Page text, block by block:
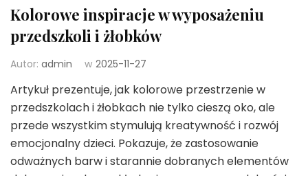
Kolorowe inspiracje w wyposażeniu
przedszkoli i żłobków
Autor: admin w 2025-11-27
Artykuł prezentuje, jak kolorowe przestrzenie w
przedszkolach i żłobkach nie tylko cieszą oko, ale
przede wszystkim stymulują kreatywność i rozwój
emocjonalny dzieci. Pokazuje, że zastosowanie
odważnych barw i starannie dobranych elementów